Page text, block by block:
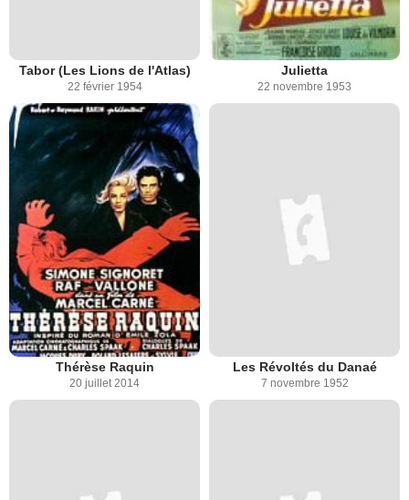
Tabor (Les Lions de l'Atlas)
22 février 1954
Julietta
22 novembre 1953
Thérèse Raquin
20 juillet 2014
Les Révoltés du Danaé
7 novembre 1952